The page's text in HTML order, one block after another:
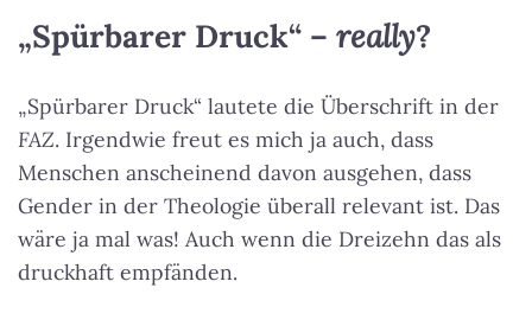
„Spürbarer Druck“ – really?
„Spürbarer Druck“ lautete die Überschrift in der
FAZ. Irgendwie freut es mich ja auch, dass
Menschen anscheinend davon ausgehen, dass
Gender in der Theologie überall relevant ist. Das
wäre ja mal was! Auch wenn die Dreizehn das als
druckhaft empfänden.